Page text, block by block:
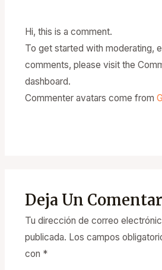
Hi, this is a comment.
To get started with moderating,
comments, please visit the
dashboard.
Commenter avatars come from
Deja Un
Tu dirección de correo
publicada. Los campos
con *